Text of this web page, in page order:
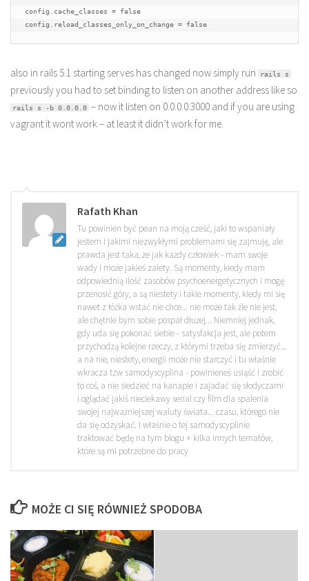
config.cache_classes = false
config.reload_classes_only_on_change = false
also in rails 5.1 starting serves has changed now simply run rails s
previously you had to set binding to listen on another address like so
rails s -b 0.0.0.0 – now it listen on 0.0.0.0:3000 and if you are using
vagrant it wont work – at least it didn’t work for me.
Rafath Khan
Tu powinien być pean na moją cześć, jaki to wspaniały
jestem i jakimi niezwykłymi problemami się zajmuję, ale
prawda jest taka, że jak każdy człowiek - mam swoje
wady i może jakieś zalety. Są momenty, kiedy mam
odpowiednią ilość zasobów psychoenergetycznych i mogę
przenosić góry, a są niestety i takie momenty, kiedy mi się
nawet z łóżka wstać nie chce... nie może tak źle nie jest,
ale chętnie bym sobie pospał dłużej... Niemniej jednak,
gdy uda się pokonać siebie - satysfakcja jest, ale potem
przychodzą kolejne rzeczy, z którymi trzeba się zmierzyć...
a na nie, niestety, energii może nie starczyć i tu właśnie
wkracza tzw samodyscyplina - powinieneś usiąść i zrobić
to coś, a nie siedzieć na kanapie i zajadać się słodyczami
i oglądać jakiś nieciekawy serial czy film dla spalenia
swojej najważniejszej waluty świata... czasu, którego nie
da się odzyskać. I właśnie o tej samodyscyplinie
traktować będę na tym blogu + kilka innych tematów,
które są mi potrzebne do pracy
MOŻE CI SIĘ RÓWNIEŻ SPODOBA